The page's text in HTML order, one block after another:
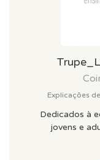
Explicações
Dedicados à
jovens e